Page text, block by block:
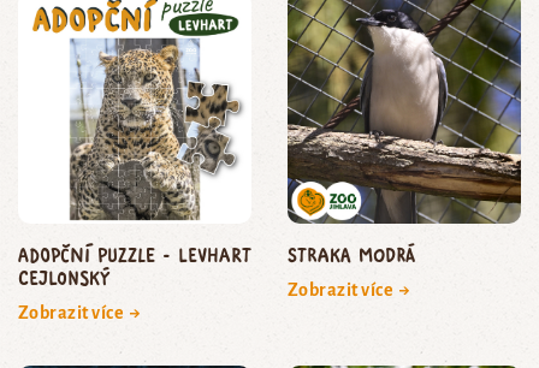
Adopční puzzle - levhart
cejlonský
Zobrazit více →
straka modrá
Zobrazit více →